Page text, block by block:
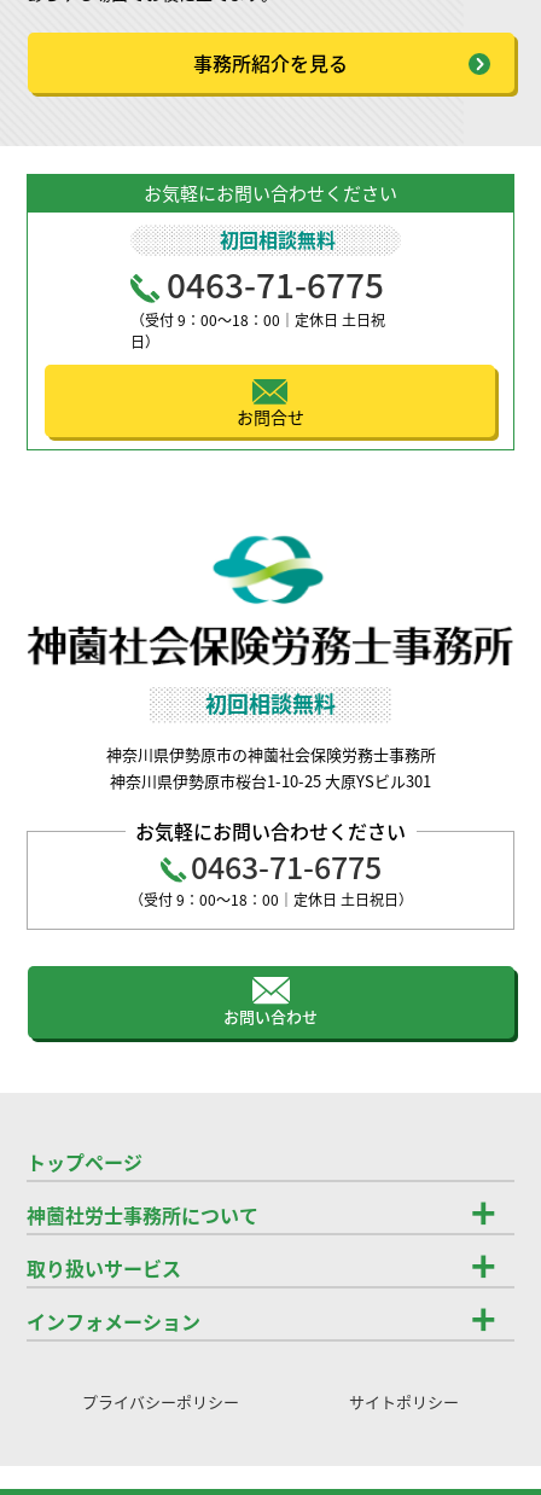
事務所紹介を見る
お気軽にお問い合わせください
初回相談無料
0463-71-6775
（受付 9：00～18：00｜定休日 土日祝
日）
お問合せ
初回相談無料
神奈川県伊勢原市の神薗社会保険労務士事務所
神奈川県伊勢原市桜台1-10-25 大原YSビル301
お気軽にお問い合わせください
0463-71-6775
（受付 9：00～18：00｜定休日 土日祝日）
お問い合わせ
トップページ
神薗社労士事務所について
取り扱いサービス
インフォメーション
プライバシーポリシー サイトポリシー